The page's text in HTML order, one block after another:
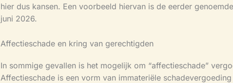
hier dus kansen. Een voorbeeld hiervan is de eerder
juni 2026.
Affectieschade en kring van gerechtigden
In sommige gevallen is het mogelijk om “affectieschade”
Affectieschade is een vorm van immateriële